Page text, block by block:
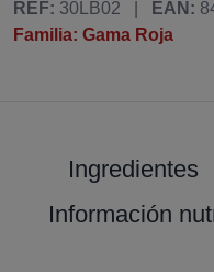
REF: 30LB02 EAN:
Familia: Gama Roja
Ingredientes
Información